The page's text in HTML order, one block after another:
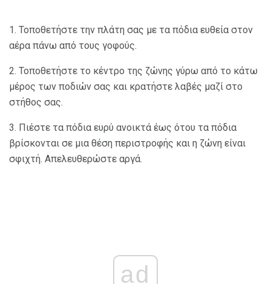
1. Τοποθετήστε την πλάτη σας με τα πόδια ευθεία στον
αέρα πάνω από τους γοφούς.
2. Τοποθετήστε το κέντρο της ζώνης γύρω από το κάτω
μέρος των ποδιών σας και κρατήστε λαβές μαζί στο
στήθος σας.
3. Πιέστε τα πόδια ευρύ ανοικτά έως ότου τα πόδια
βρίσκονται σε μια θέση περιστροφής και η ζώνη είναι
σφιχτή. Απελευθερώστε αργά.
ad